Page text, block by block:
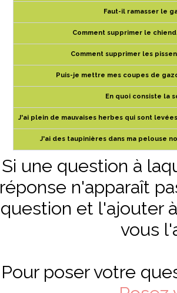
Faut-il ramasser le
Comment supprimer le
Comment supprimer les
Puis-je mettre mes coupes de
En quoi consiste la
J'ai plein de mauvaises herbes qui sont
J'ai des taupinières dans ma pelouse
Si une question à
réponse n'apparaît
question et l'ajouter
vous
Pour poser votre